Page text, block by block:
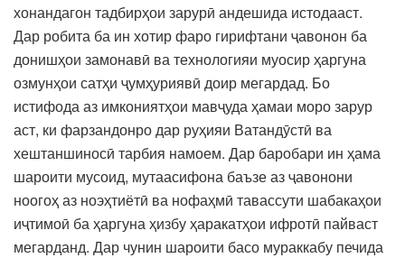
хонандагон тадбирҳои зарурӣ андешида истодааст.
Дар робита ба ин хотир фаро гирифтани ҷавонон ба
донишҳои замонавӣ ва технологияи муосир ҳаргуна
озмунҳои сатҳи ҷумҳуриявӣ доир мегардад. Бо
истифода аз имкониятҳои мавҷуда ҳамаи моро зарур
аст, ки фарзандонро дар руҳияи Ватандӯстӣ ва
хештаншиносӣ тарбия намоем. Дар баробари ин ҳама
шароити мусоид, мутаасифона баъзе аз ҷавонони
ноогоҳ аз ноэҳтиётӣ ва нофаҳмӣ тавассути шабакаҳои
иҷтимоӣ ба ҳаргуна ҳизбу ҳаракатҳои ифротӣ пайваст
мегарданд. Дар чунин шароити басо мураккабу печида